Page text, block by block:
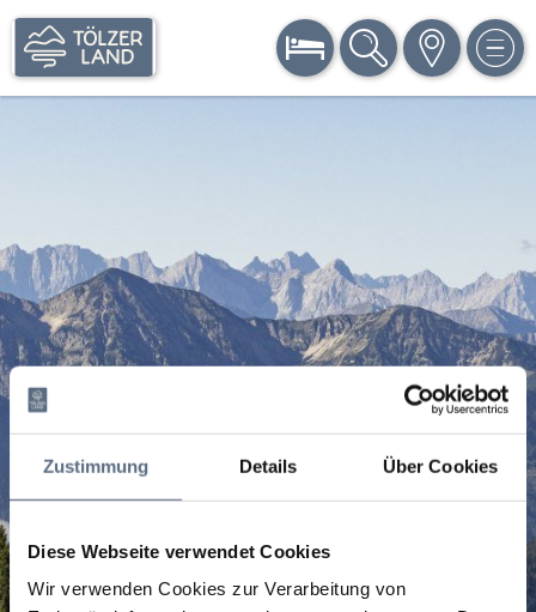
Zustimmung Details Über Cookies
Diese Webseite verwendet Cookies
Wir verwenden Cookies zur Verarbeitung von
BUCHEN SUCHE KARTE MENÜ